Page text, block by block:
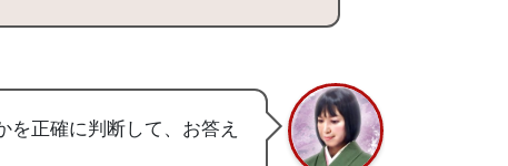
正確に判断して、お答え